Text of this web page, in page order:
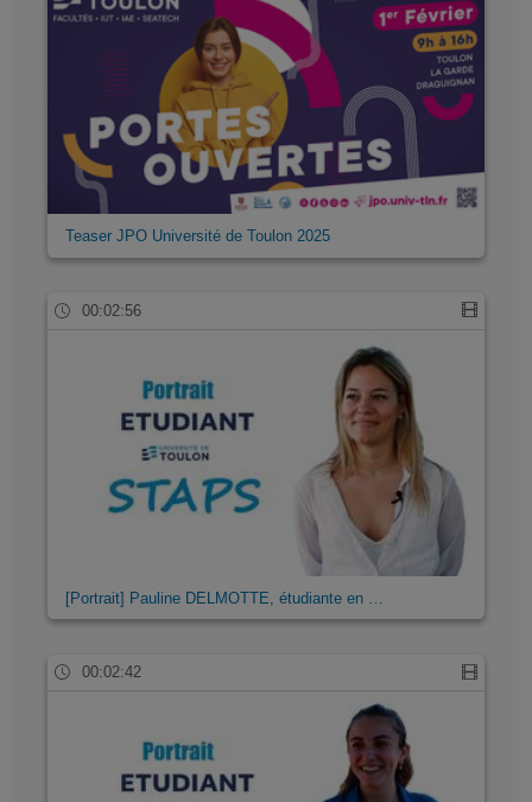
Teaser JPO Université de Toulon 2025
00:02:56
[Portrait] Pauline DELMOTTE, étudiante en …
00:02:42